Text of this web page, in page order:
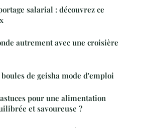
salarial : découvrez ce
autrement avec une croisière
de geisha mode d'emploi
pour une alimentation
et savoureuse ?